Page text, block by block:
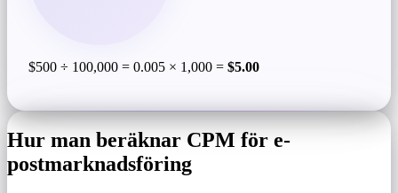
$500 ÷ 100,000 = 0.005 × 1,000 = $5.00
Hur man beräknar CPM för e-
postmarknadsföring